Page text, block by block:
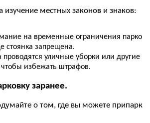
изучение местных законов и знаков:
на временные ограничения парко
стоянка запрещена.
проводятся уличные уборки или другие
избежать штрафов.
заранее.
о том, где вы можете припарк